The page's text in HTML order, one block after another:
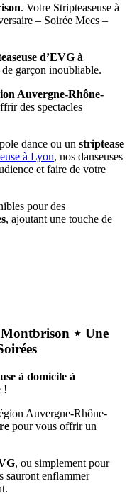
. Votre Stripteaseuse à
– Soirée Mecs –
d’EVG à
garçon inoubliable.
Auvergne-Rhône-
des spectacles
dance ou un striptease
à Lyon, nos danseuses
et faire de votre
pour des
, ajoutant une touche de
⋆ Une
à domicile à
!
Auvergne-Rhône-
pour vous offrir un
, ou simplement pour
sauront enflammer